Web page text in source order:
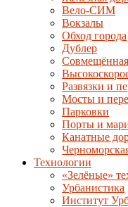
Вело-СИМ
Вокзалы
Обход города
Дублер
Развязки и
Мосты и
Парковки
Порты и
Канатные
Технологии
«Зелёные»
Урбанистика
Институт